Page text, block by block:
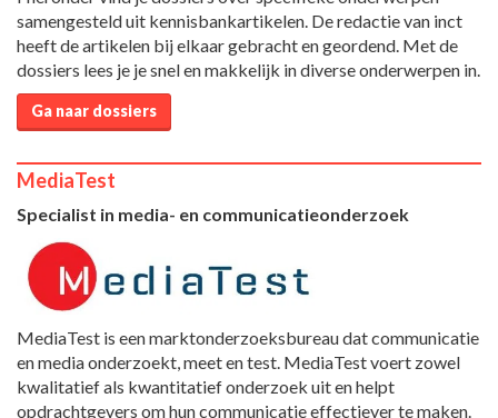
samengesteld uit kennisbankartikelen. De redactie van inct
heeft de artikelen bij elkaar gebracht en geordend. Met de
dossiers lees je je snel en makkelijk in diverse onderwerpen in.
Ga naar dossiers
MediaTest
Specialist in media- en communicatieonderzoek
MediaTest is een marktonderzoeksbureau dat communicatie
en media onderzoekt, meet en test. MediaTest voert zowel
kwalitatief als kwantitatief onderzoek uit en helpt
opdrachtgevers om hun communicatie effectiever te maken.